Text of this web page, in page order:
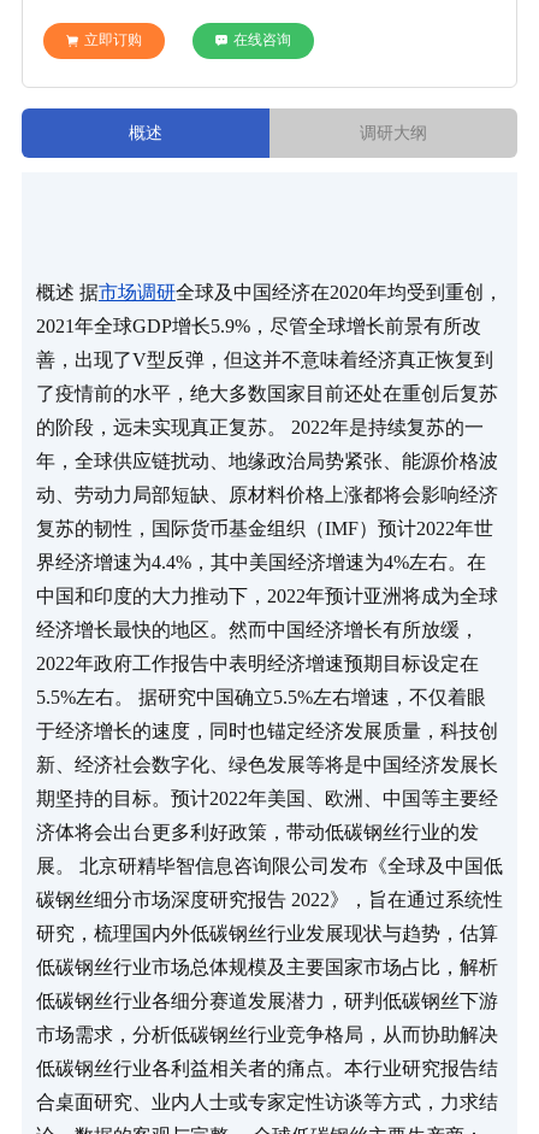
立即订购 在线咨询
概述 调研大纲
概述 据市场调研全球及中国经济在2020年均受到重创，
2021年全球GDP增长5.9%，尽管全球增长前景有所改
善，出现了V型反弹，但这并不意味着经济真正恢复到
了疫情前的水平，绝大多数国家目前还处在重创后复苏
的阶段，远未实现真正复苏。 2022年是持续复苏的一
年，全球供应链扰动、地缘政治局势紧张、能源价格波
动、劳动力局部短缺、原材料价格上涨都将会影响经济
复苏的韧性，国际货币基金组织（IMF）预计2022年世
界经济增速为4.4%，其中美国经济增速为4%左右。在
中国和印度的大力推动下，2022年预计亚洲将成为全球
经济增长最快的地区。然而中国经济增长有所放缓，
2022年政府工作报告中表明经济增速预期目标设定在
5.5%左右。 据研究中国确立5.5%左右增速，不仅着眼
于经济增长的速度，同时也锚定经济发展质量，科技创
新、经济社会数字化、绿色发展等将是中国经济发展长
期坚持的目标。预计2022年美国、欧洲、中国等主要经
济体将会出台更多利好政策，带动低碳钢丝行业的发
展。 北京研精毕智信息咨询限公司发布《全球及中国低
碳钢丝细分市场深度研究报告 2022》，旨在通过系统性
研究，梳理国内外低碳钢丝行业发展现状与趋势，估算
低碳钢丝行业市场总体规模及主要国家市场占比，解析
低碳钢丝行业各细分赛道发展潜力，研判低碳钢丝下游
市场需求，分析低碳钢丝行业竞争格局，从而协助解决
低碳钢丝行业各利益相关者的痛点。本行业研究报告结
合桌面研究、业内人士或专家定性访谈等方式，力求结